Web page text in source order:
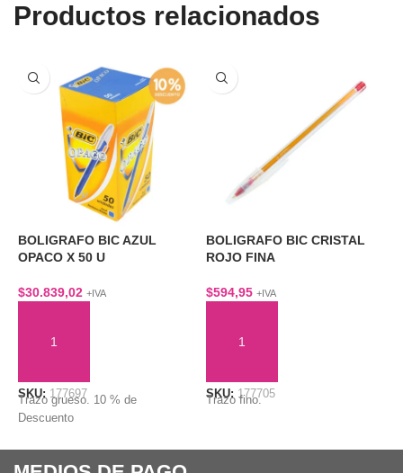
Productos relacionados
BOLIGRAFO BIC AZUL
OPACO X 50 U
$30.839,02 +IVA
SKU: 177697
Trazo grueso. 10 % de
Descuento
BOLIGRAFO BIC CRISTAL
ROJO FINA
$594,95 +IVA
SKU: 177705
Trazo fino.